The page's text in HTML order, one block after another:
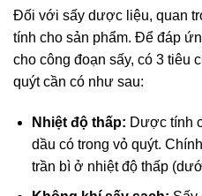
Đối với sấy dược liệu, quan
tính cho sản phẩm. Để đáp
cho công đoạn sấy, có 3 tiêu
quýt cần có như sau:
Nhiệt độ thấp: Dược tính
dầu có trong vỏ quýt.
trần bì ở nhiệt độ thấp